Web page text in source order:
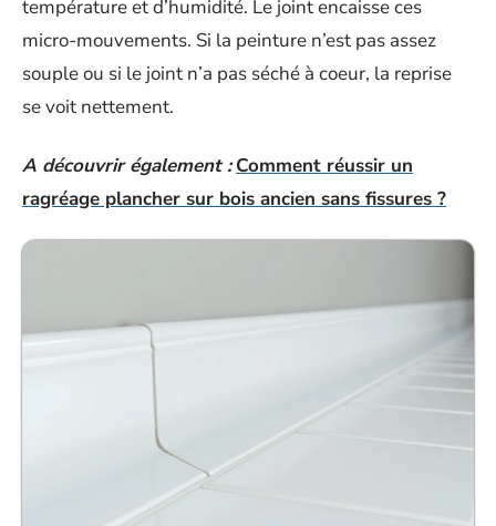
température et d’humidité. Le joint encaisse ces
micro-mouvements. Si la peinture n’est pas assez
souple ou si le joint n’a pas séché à coeur, la reprise
se voit nettement.
A découvrir également : Comment réussir un
ragréage plancher sur bois ancien sans fissures ?